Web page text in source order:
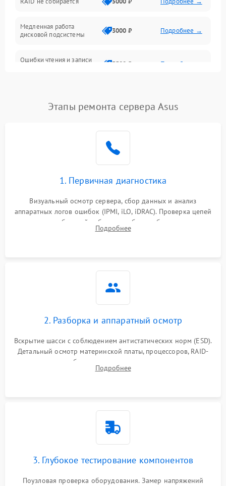
Контроллеры и интерфейсы
Виртуализация и сервисы
Программные сбои
Влага и внешные воздействия
Медленная работа
дисковой подсистемы
3000 ₽ Подробнее →
Ошибки чтения и записи
3500 ₽ Подробнее →
Этапы ремонта сервера Asus
1. Первичная диагностика
Визуальный осмотр сервера, сбор данных и анализ
аппаратных логов ошибок (IPMI, iLO, iDRAC). Проверка цепей
питания и базовой работоспособности без вскрытия
корпуса для быстрой локализации сбоя.
Подробнее
2. Разборка и аппаратный осмотр
Вскрытие шасси с соблюдением антистатических норм (ESD).
Детальный осмотр материнской платы, процессоров, RAID-
контроллеров и блоков питания на наличие термических
повреждений, прогаров или окислений.
Подробнее
3. Глубокое тестирование компонентов
Поузловая проверка оборудования. Замер напряжений